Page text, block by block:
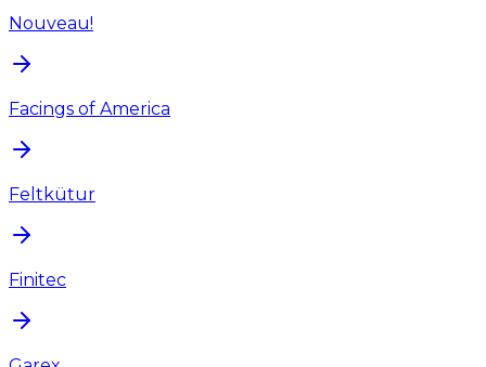
Nouveau!
Facings of America
Feltkütur
Finitec